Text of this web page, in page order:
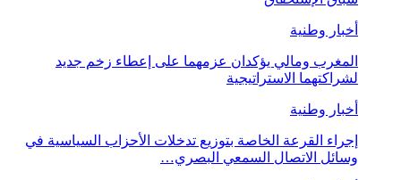
أخبار وطنية
المغرب ومالي يؤكدان عزمهما على إعطاء زخم جديد
لشراكتهما الاستراتيجية
أخبار وطنية
إجراء القرعة الخاصة بتوزيع تدخلات الأحزاب السياسية في
وسائل الاتصال السمعي البصري…